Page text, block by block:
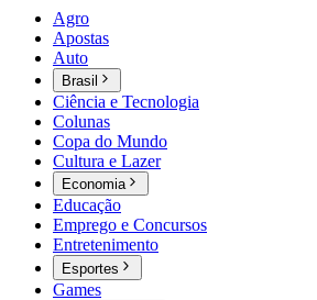
Agro
Apostas
Auto
Brasil
Ciência e Tecnologia
Colunas
Copa do Mundo
Cultura e Lazer
Economia
Educação
Emprego e Concursos
Entretenimento
Esportes
Games